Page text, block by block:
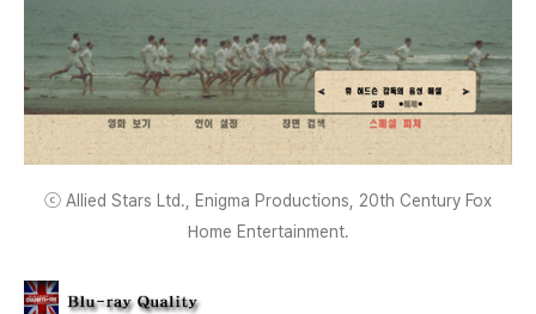
ⓒ Allied Stars Ltd., Enigma Productions, 20th Century Fox
Home Entertainment.